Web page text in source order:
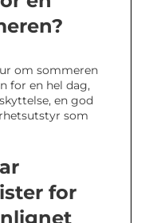
om sommeren
for en hel dag,
en god
som
for